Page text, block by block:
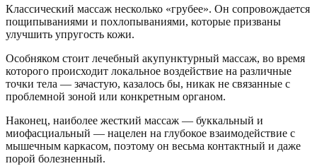
Классический массаж несколько «грубее». Он сопровождается
пощипываниями и похлопываниями, которые призваны
улучшить упругость кожи.
Особняком стоит лечебный акупунктурный массаж, во время
которого происходит локальное воздействие на различные
точки тела — зачастую, казалось бы, никак не связанные с
проблемной зоной или конкретным органом.
Наконец, наиболее жесткий массаж — буккальный и
миофасциальный — нацелен на глубокое взаимодействие с
мышечным каркасом, поэтому он весьма контактный и даже
порой болезненный.